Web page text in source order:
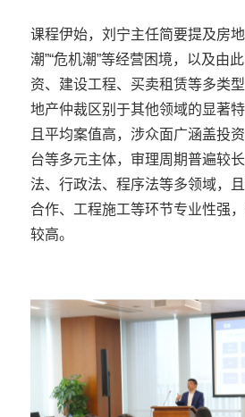
课程伊始，刘宁主任简要提及房
潮”“危机潮”等经营困境，以及由
资、建设工程、买卖租赁等多类
地产仲裁区别于其他领域的显著
且平均案值高，涉众面广涵盖投
台等多元主体，审理周期普遍较
法、行政法、程序法等多领域，
合作、工程施工等环节专业性强
较高。